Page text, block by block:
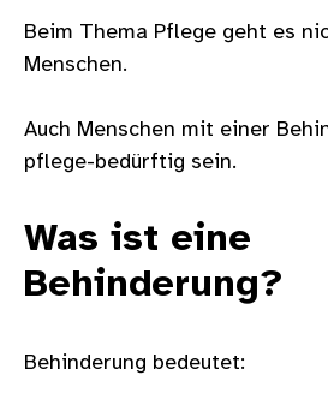
Beim Thema Pflege geht es
Menschen.
Auch Menschen mit einer
pflege-bedürftig sein.
Was ist eine
Behinderung?
Behinderung bedeutet: